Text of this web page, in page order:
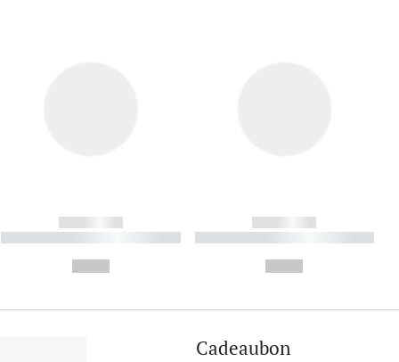
------------
----------- ----------- ----------
------------
----------- ----------- ----------
Cadeaubon